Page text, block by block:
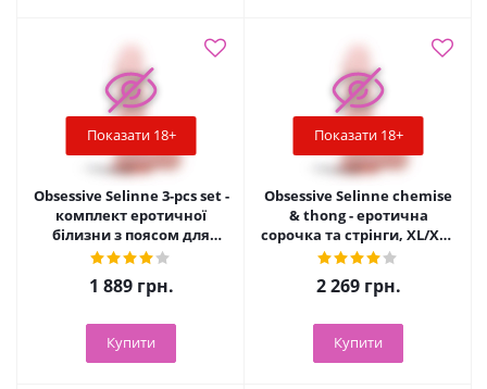
Показати 18+
Obsessive Selinne 3-pcs set -
комплект еротичної
білизни з поясом для
панчіх, XL/XXL (чорний)
1 889грн.
Купити
Показати 18+
Obsessive Selinne chemise
& thong - еротична
сорочка та стрінги, XL/XXL
(чорний)
2 269грн.
Купити